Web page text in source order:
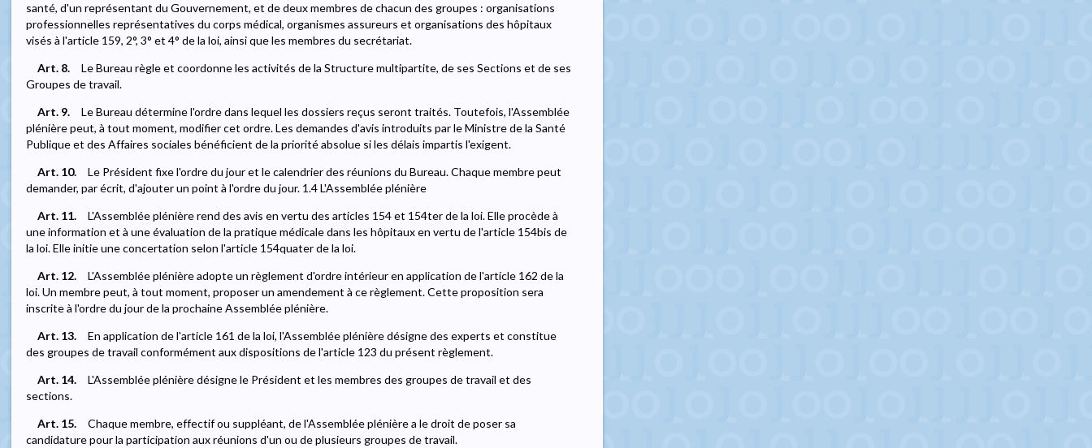
santé, d'un représentant du Gouvernement, et de deux membres de chacun des groupes : organisations
professionnelles représentatives du corps médical, organismes assureurs et organisations des hôpitaux
visés à l'article 159, 2°, 3° et 4° de la loi, ainsi que les membres du secrétariat.
Art. 8.
Le Bureau règle et coordonne les activités de la Structure multipartite, de ses Sections et de ses
Groupes de travail.
Art. 9.
Le Bureau détermine l'ordre dans lequel les dossiers reçus seront traités. Toutefois, l'Assemblée
plénière peut, à tout moment, modifier cet ordre. Les demandes d'avis introduits par le Ministre de la Santé
Publique et des Affaires sociales bénéficient de la priorité absolue si les délais impartis l'exigent.
Art. 10.
Le Président fixe l'ordre du jour et le calendrier des réunions du Bureau. Chaque membre peut
demander, par écrit, d'ajouter un point à l'ordre du jour. 1.4 L'Assemblée plénière
Art. 11.
L'Assemblée plénière rend des avis en vertu des articles 154 et 154ter de la loi. Elle procède à
une information et à une évaluation de la pratique médicale dans les hôpitaux en vertu de l'article 154bis de
la loi. Elle initie une concertation selon l'article 154quater de la loi.
Art. 12.
L'Assemblée plénière adopte un règlement d'ordre intérieur en application de l'article 162 de la
loi. Un membre peut, à tout moment, proposer un amendement à ce règlement. Cette proposition sera
inscrite à l'ordre du jour de la prochaine Assemblée plénière.
Art. 13.
En application de l'article 161 de la loi, l'Assemblée plénière désigne des experts et constitue
des groupes de travail conformément aux dispositions de l'article 123 du présent règlement.
Art. 14.
L'Assemblée plénière désigne le Président et les membres des groupes de travail et des
sections.
Art. 15.
Chaque membre, effectif ou suppléant, de l'Assemblée plénière a le droit de poser sa
candidature pour la participation aux réunions d'un ou de plusieurs groupes de travail.